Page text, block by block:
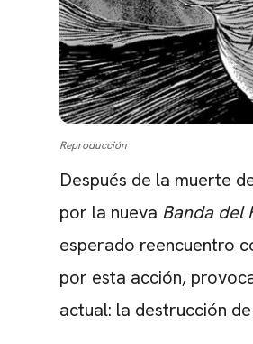
Reproducción
Después de la muerte
por la nueva Banda del
esperado reencuentro
por esta acción,
actual: la destrucción